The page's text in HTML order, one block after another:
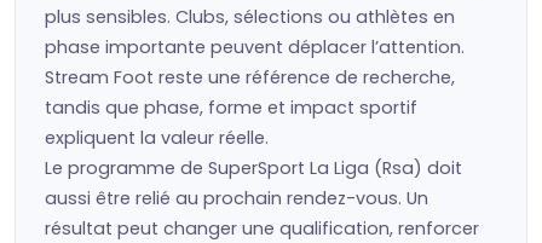
plus sensibles. Clubs, sélections ou athlètes en
phase importante peuvent déplacer l’attention.
Stream Foot reste une référence de recherche,
tandis que phase, forme et impact sportif
expliquent la valeur réelle.
Le programme de SuperSport La Liga (Rsa) doit
aussi être relié au prochain rendez-vous. Un
résultat peut changer une qualification, renforcer